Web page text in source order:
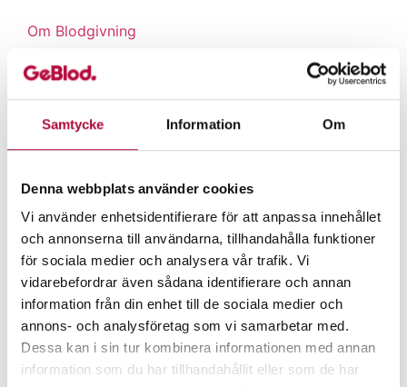
Samtycke Information Om
Denna webbplats använder cookies
Vi använder enhetsidentifierare för att anpassa innehållet
och annonserna till användarna, tillhandahålla funktioner
för sociala medier och analysera vår trafik. Vi
vidarebefordrar även sådana identifierare och annan
information från din enhet till de sociala medier och
annons- och analysföretag som vi samarbetar med.
Dessa kan i sin tur kombinera informationen med annan
information som du har tillhandahållit eller som de har
Om Blodgivning
Frågor & svar
Snabblänkar
Nyhetsarkiv
Press & media
Gästblodgivning
Kontakta oss
Stödmärke